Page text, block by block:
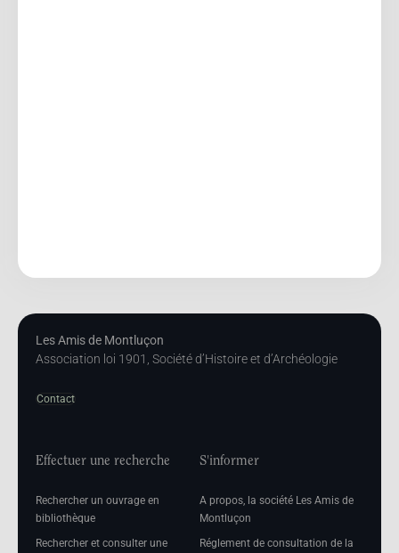
Les Amis de Montluçon
Association loi 1901, Société d’Histoire et d’Archéologie
Contact
Effectuer une recherche
Rechercher un ouvrage en
bibliothèque
Rechercher et consulter une
S'informer
A propos, la société Les Amis de
Montluçon
Réglement de consultation de la